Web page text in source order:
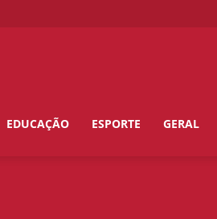
EDUCAÇÃO ESPORTE GERAL